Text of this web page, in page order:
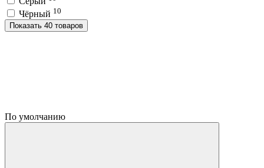
Чёрный 10
Показать 40 товаров
По умолчанию